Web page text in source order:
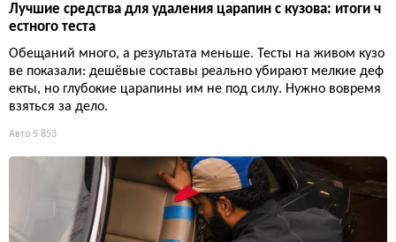
Лучшие средства для удаления царапин с кузова: итоги ч
естного теста
Обещаний много, а результата меньше. Тесты на живом кузо
ве показали: дешёвые составы реально убирают мелкие деф
екты, но глубокие царапины им не под силу. Нужно вовремя
взяться за дело.
Авто 5 853